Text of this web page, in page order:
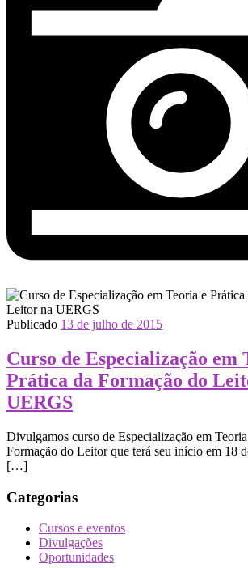
Publicado 13 de julho de 2015
Curso de Especialização em
Prática da Formação do
UERGS
Divulgamos curso de Especialização em
Formação do Leitor que terá seu início em 18
[…]
Categorias
Cursos e eventos
Divulgações
Oportunidades